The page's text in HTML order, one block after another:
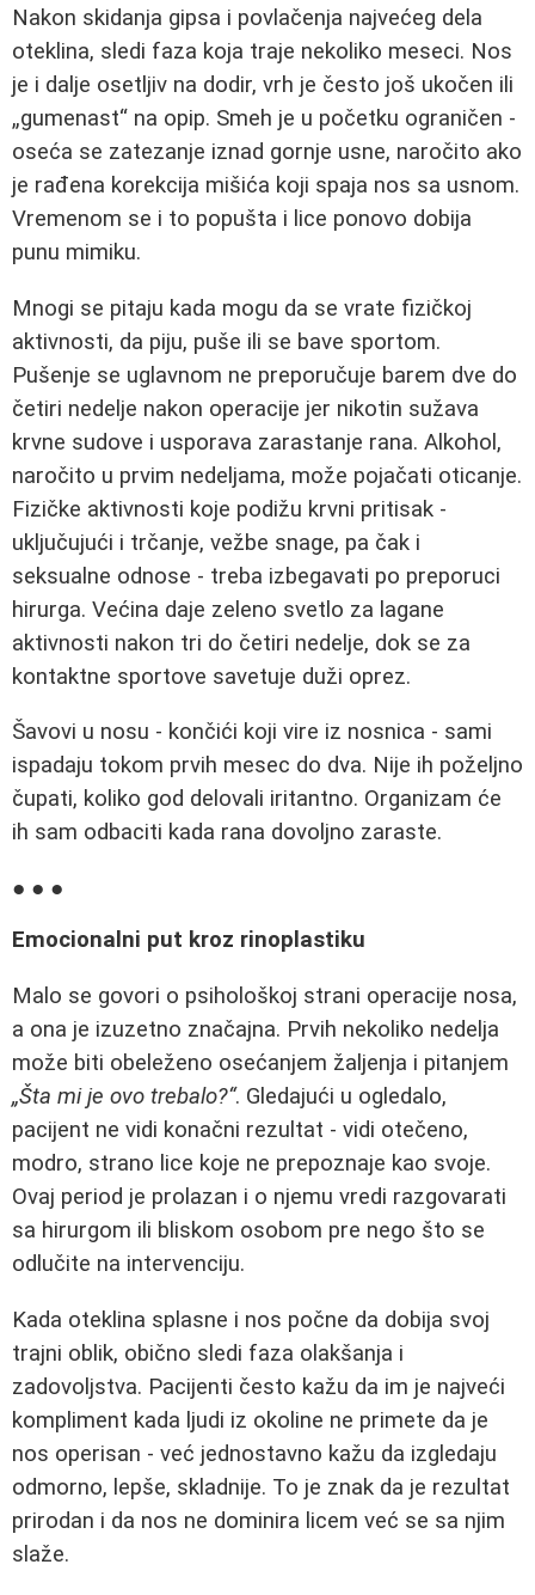
Nakon skidanja gipsa i povlačenja najvećeg dela
oteklina, sledi faza koja traje nekoliko meseci. Nos
je i dalje osetljiv na dodir, vrh je često još ukočen ili
„gumenast“ na opip. Smeh je u početku ograničen -
oseća se zatezanje iznad gornje usne, naročito ako
je rađena korekcija mišića koji spaja nos sa usnom.
Vremenom se i to popušta i lice ponovo dobija
punu mimiku.
Mnogi se pitaju kada mogu da se vrate fizičkoj
aktivnosti, da piju, puše ili se bave sportom.
Pušenje se uglavnom ne preporučuje barem dve do
četiri nedelje nakon operacije jer nikotin sužava
krvne sudove i usporava zarastanje rana. Alkohol,
naročito u prvim nedeljama, može pojačati oticanje.
Fizičke aktivnosti koje podižu krvni pritisak -
uključujući i trčanje, vežbe snage, pa čak i
seksualne odnose - treba izbegavati po preporuci
hirurga. Većina daje zeleno svetlo za lagane
aktivnosti nakon tri do četiri nedelje, dok se za
kontaktne sportove savetuje duži oprez.
Šavovi u nosu - končići koji vire iz nosnica - sami
ispadaju tokom prvih mesec do dva. Nije ih poželjno
čupati, koliko god delovali iritantno. Organizam će
ih sam odbaciti kada rana dovoljno zaraste.
● ● ●
Emocionalni put kroz rinoplastiku
Malo se govori o psihološkoj strani operacije nosa,
a ona je izuzetno značajna. Prvih nekoliko nedelja
može biti obeleženo osećanjem žaljenja i pitanjem
„Šta mi je ovo trebalo?“. Gledajući u ogledalo,
pacijent ne vidi konačni rezultat - vidi otečeno,
modro, strano lice koje ne prepoznaje kao svoje.
Ovaj period je prolazan i o njemu vredi razgovarati
sa hirurgom ili bliskom osobom pre nego što se
odlučite na intervenciju.
Kada oteklina splasne i nos počne da dobija svoj
trajni oblik, obično sledi faza olakšanja i
zadovoljstva. Pacijenti često kažu da im je najveći
kompliment kada ljudi iz okoline ne primete da je
nos operisan - već jednostavno kažu da izgledaju
odmorno, lepše, skladnije. To je znak da je rezultat
prirodan i da nos ne dominira licem već se sa njim
slaže.